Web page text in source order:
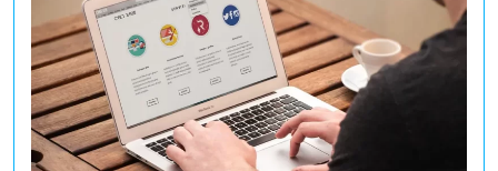
en
20
minutos
o
menos:
20